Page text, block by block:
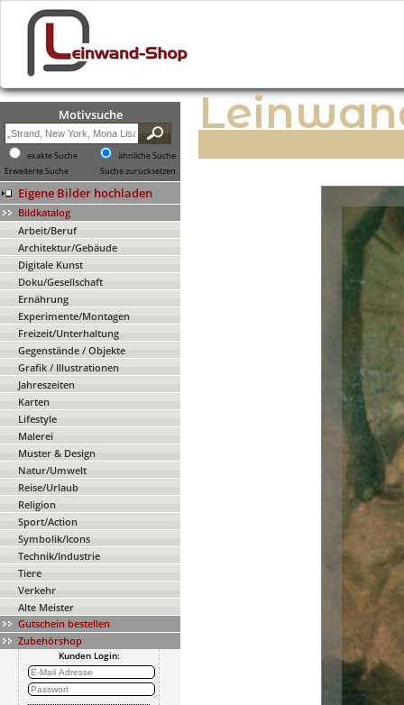
Motivsuche
exakte Suche
ähnliche Suche
Erweiterte Suche
Suche zurücksetzen
Eigene Bilder hochladen
Bildkatalog
Arbeit/Beruf
Architektur/Gebäude
Digitale Kunst
Doku/Gesellschaft
Ernährung
Experimente/Montagen
Freizeit/Unterhaltung
Gegenstände / Objekte
Grafik / Illustrationen
Jahreszeiten
Karten
Lifestyle
Malerei
Muster & Design
Natur/Umwelt
Reise/Urlaub
Religion
Sport/Action
Symbolik/Icons
Technik/Industrie
Tiere
Verkehr
Alte Meister
Gutschein bestellen
Zubehörshop
Kunden Login: